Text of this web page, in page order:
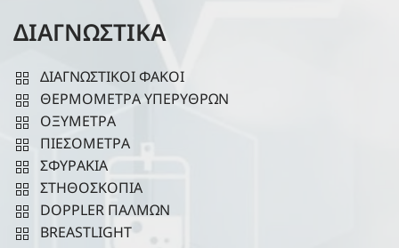
ΔΙΑΓΝΩΣΤΙΚΑ
ΔΙΑΓΝΩΣΤΙΚΟΙ ΦΑΚΟΙ
ΘΕΡΜΟΜΕΤΡΑ ΥΠΕΡΥΘΡΩΝ
ΟΞΥΜΕΤΡΑ
ΠΙΕΣΟΜΕΤΡΑ
ΣΦΥΡΑΚΙΑ
ΣΤΗΘΟΣΚΟΠΙΑ
DOPPLER ΠΑΛΜΩΝ
BREASTLIGHT